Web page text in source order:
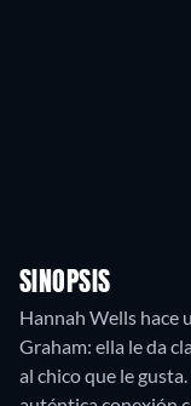
SINOPSIS
Hannah Wells hace
Graham: ella le da
al chico que le